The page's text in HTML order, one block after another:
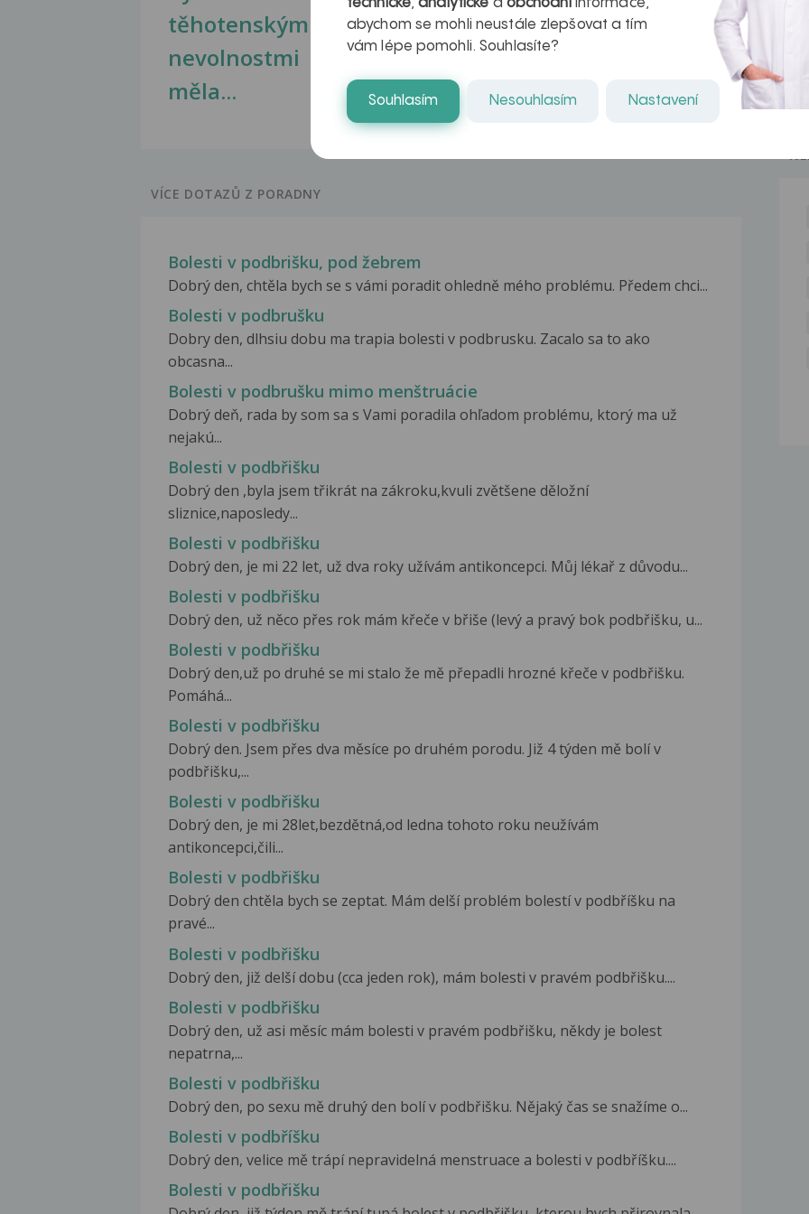
těhotenskými
nevolnostmi
měla...
obrazech
myastenie –
naděje pro ty,
kteří ji...
VÍCE DOTAZŮ Z PORADNY
Bolesti v podbrišku, pod žebrem
Dobrý den, chtěla bych se s vámi poradit ohledně mého problému. Předem chci...
Bolesti v podbrušku
Dobry den, dlhsiu dobu ma trapia bolesti v podbrusku. Zacalo sa to ako
obcasna...
Bolesti v podbrušku mimo menštruácie
Dobrý deň, rada by som sa s Vami poradila ohľadom problému, ktorý ma už
nejakú...
Bolesti v podbřišku
Dobrý den ,byla jsem třikrát na zákroku,kvuli zvětšene děložní
sliznice,naposledy...
Bolesti v podbřišku
Dobrý den, je mi 22 let, už dva roky užívám antikoncepci. Můj lékař z důvodu...
Bolesti v podbřišku
Dobrý den, už něco přes rok mám křeče v břiše (levý a pravý bok podbřišku, u...
Bolesti v podbřišku
Dobrý den,už po druhé se mi stalo že mě přepadli hrozné křeče v podbřišku.
Pomáhá...
Bolesti v podbřišku
Dobrý den. Jsem přes dva měsíce po druhém porodu. Již 4 týden mě bolí v
podbřišku,...
Bolesti v podbřišku
Dobrý den, je mi 28let,bezdětná,od ledna tohoto roku neužívám
antikoncepci,čili...
Bolesti v podbřišku
Dobrý den chtěla bych se zeptat. Mám delší problém bolestí v podbříšku na
pravé...
Bolesti v podbřišku
Dobrý den, již delší dobu (cca jeden rok), mám bolesti v pravém podbřišku....
Bolesti v podbřišku
Dobrý den, už asi měsíc mám bolesti v pravém podbřišku, někdy je bolest
nepatrna,...
Bolesti v podbřišku
Dobrý den, po sexu mě druhý den bolí v podbřišku. Nějaký čas se snažíme o...
Bolesti v podbříšku
Dobrý den, velice mě trápí nepravidelná menstruace a bolesti v podbříšku....
Bolesti v podbřišku
technické,analytické a obchodníinformace,
abychom se mohli neustále zlepšovat a tím
vám lépe pomohli. Souhlasíte?
Souhlasím Nesouhlasím Nastavení